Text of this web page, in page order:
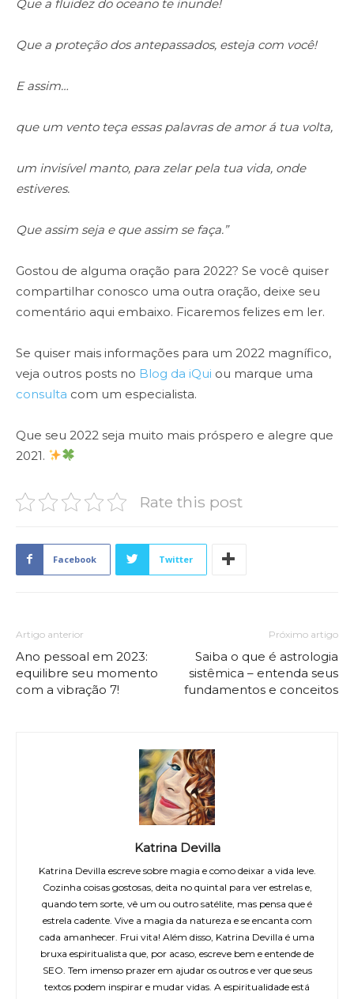
Que a fluidez do oceano te inunde!
Que a proteção dos antepassados, esteja com você!
E assim…
que um vento teça essas palavras de amor á tua volta,
um invisível manto, para zelar pela tua vida, onde
estiveres.
Que assim seja e que assim se faça.”
Gostou de alguma oração para 2022? Se você quiser
compartilhar conosco uma outra oração, deixe seu
comentário aqui embaixo. Ficaremos felizes em ler.
Se quiser mais informações para um 2022 magnífico,
veja outros posts no Blog da iQui ou marque uma
consulta com um especialista.
Que seu 2022 seja muito mais próspero e alegre que
2021.
Rate this post
Facebook Twitter
Artigo anterior
Ano pessoal em 2023:
equilibre seu momento
com a vibração 7!
Próximo artigo
Saiba o que é astrologia
sistêmica – entenda seus
fundamentos e conceitos
Katrina Devilla
Katrina Devilla escreve sobre magia e como deixar a vida leve.
Cozinha coisas gostosas, deita no quintal para ver estrelas e,
quando tem sorte, vê um ou outro satélite, mas pensa que é
estrela cadente. Vive a magia da natureza e se encanta com
cada amanhecer. Frui vita! Além disso, Katrina Devilla é uma
bruxa espiritualista que, por acaso, escreve bem e entende de
SEO. Tem imenso prazer em ajudar os outros e ver que seus
textos podem inspirar e mudar vidas. A espiritualidade está